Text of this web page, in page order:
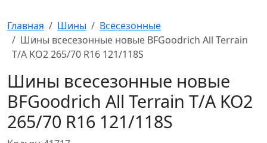
Главная Шины
Всесезонные
Шины всесезонные новые BFGoodrich All Terrain
T/A KO2 265/70 R16 121/118S
Шины всесезонные новые
BFGoodrich All Terrain T/A KO2
265/70 R16 121/118S